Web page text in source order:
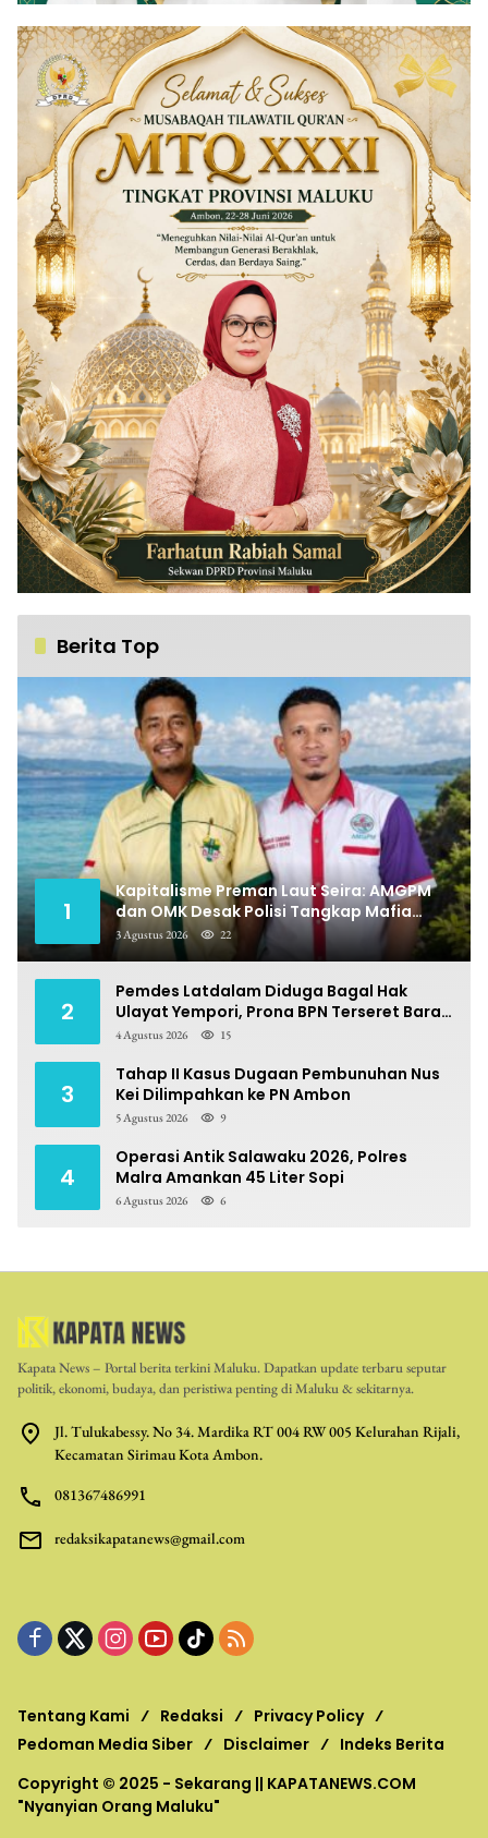
Berita Top
1
Kapitalisme Preman Laut Seira: AMGPM
dan OMK Desak Polisi Tangkap Mafia
Pungli
3 Agustus 2026 22
2
Pemdes Latdalam Diduga Bagal Hak
Ulayat Yempori, Prona BPN Terseret Bara
Sengketa
4 Agustus 2026 15
3
Tahap II Kasus Dugaan Pembunuhan Nus
Kei Dilimpahkan ke PN Ambon
5 Agustus 2026 9
4
Operasi Antik Salawaku 2026, Polres
Malra Amankan 45 Liter Sopi
6 Agustus 2026 6
Kapata News – Portal berita terkini Maluku. Dapatkan update terbaru seputar
politik, ekonomi, budaya, dan peristiwa penting di Maluku & sekitarnya.
Jl. Tulukabessy. No 34. Mardika RT 004 RW 005 Kelurahan Rijali,
Kecamatan Sirimau Kota Ambon.
081367486991
redaksikapatanews@gmail.com
Tentang Kami Redaksi
Privacy Policy
Pedoman Media Siber
Disclaimer
Indeks Berita
Copyright © 2025 - Sekarang || KAPATANEWS.COM
"Nyanyian Orang Maluku"